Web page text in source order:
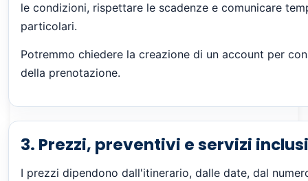
le condizioni, rispettare le scadenze e comunicare
particolari.
Potremmo chiedere la creazione di un account per
della prenotazione.
3. Prezzi, preventivi e servizi inclusi
I prezzi dipendono dall'itinerario, dalle date, dal